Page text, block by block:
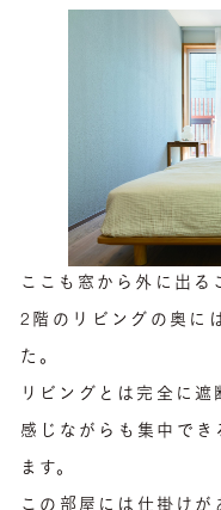
ここも窓から外に出る
2階のリビングの奥に
た。
リビングとは完全に遮
感じながらも集中でき
ます。
この部屋には仕掛けが